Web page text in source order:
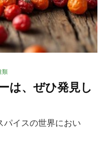
類
は、ぜひ発見し
パイスの世界におい